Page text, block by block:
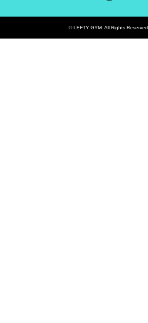
©LEFTY GYM . All Rights Reserved.